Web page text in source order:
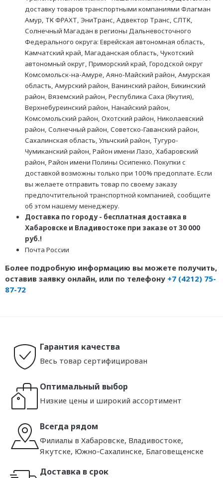
доставку товаров транспортными компаниями Флагман
Амур, ТК ФРАХТ, ЭниТранс, Адвектор Транс, СЛТК,
Солнечный Магадан в регионы Дальневосточного
Федерального округа: Еврейская автономная область,
Камчатский край, Магаданская область, Чукотский
автономный округ, Приморский край, Городской округ
Комсомольск-на-Амуре, Аяно-Майский район, Амурская
область, Амурский район, Ванинский район, Бикинский
район, Вяземский район, Республика Саха (Якутия),
Верхнебуреинский район, Нанайский район,
Комсомольский район, Охотский район, Николаевский
район, Солнечный район, Советско-Гаванский район,
Сахалинская область, Ульчский район, Тугуро-
Чумиканский район, Район имени Лазо, Хабаровский
район, Район имени Полины Осипенко. Покупки с
доставкой возможны только при 100% предоплате. Если
вы желаете отправить товар по своему заказу
предпочтительной транспортной компанией, сообщите
об этом нашему менеджеру.
Доставка по городу - бесплатная доставка в
Хабаровске и Владивостоке при заказе от 30 000
руб.!
Почта России
Более подробную информацию вы можете получить,
оставив заявку онлайн, или по телефону +7 (4212) 75-
87-72
Гарантия качества
Весь товар сертифицирован
Оптимальный выбор
Низкие цены и широкий ассортимент
Всегда рядом
Филиалы в Хабаровске, Владивостоке,
Якутске, Южно-Сахалинске, Благовещенске
Доставка в срок